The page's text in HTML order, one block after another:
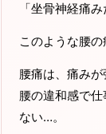
「坐骨神経痛
このような腰
腰痛は、痛みが
腰の違和感で
ない…。